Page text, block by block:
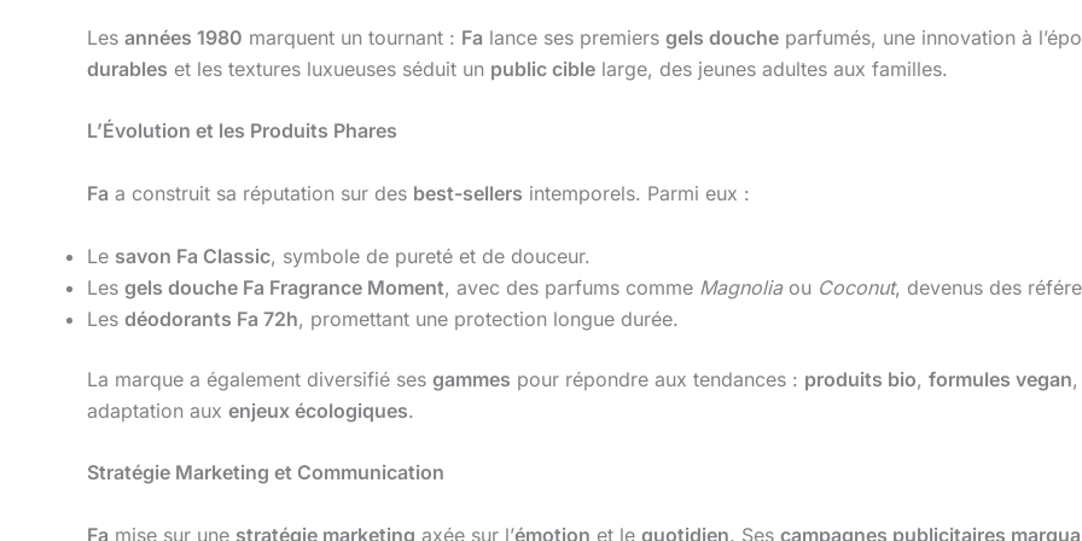
Les années 1980 marquent un tournant : Fa lance ses premiers gels douche parfumés, une innovation à
durables et les textures luxueuses séduit un public cible large, des jeunes adultes aux familles.
L’Évolution et les Produits Phares
Fa a construit sa réputation sur des best-sellers intemporels. Parmi eux :
Le savon Fa Classic, symbole de pureté et de douceur.
Les gels douche Fa Fragrance Moment, avec des parfums comme Magnoliaou Coconut, devenus des
Les déodorants Fa 72h, promettant une protection longue durée.
La marque a également diversifié ses gammes pour répondre aux tendances : produits bio, formules vegan
adaptation aux enjeux écologiques.
Stratégie Marketing et Communication
Fa mise sur une stratégie marketing axée sur l’émotion et le quotidien. Ses campagnes publicitaires